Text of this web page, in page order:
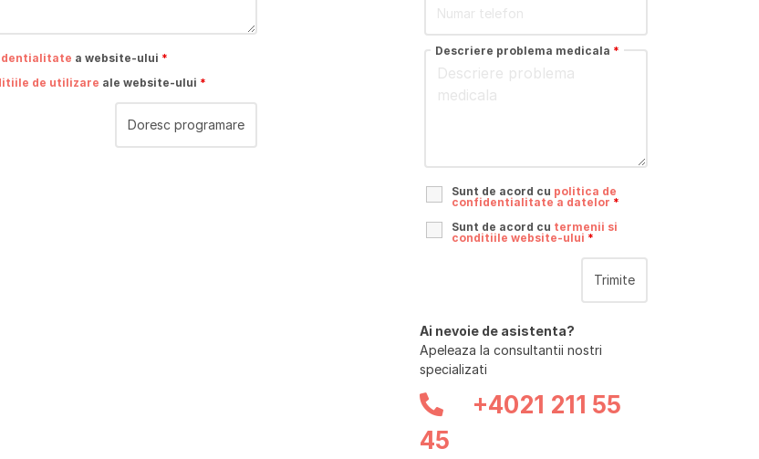
a website-ului *
de utilizare ale website-ului *
Descriere problema medicala *
Sunt de acord cu politica de
confidentialitate a datelor *
Sunt de acord cu termenii si
conditiile website-ului *
Ai nevoie de asistenta?
Apeleaza la consultantii nostri
specializati
+4021 211 55
45